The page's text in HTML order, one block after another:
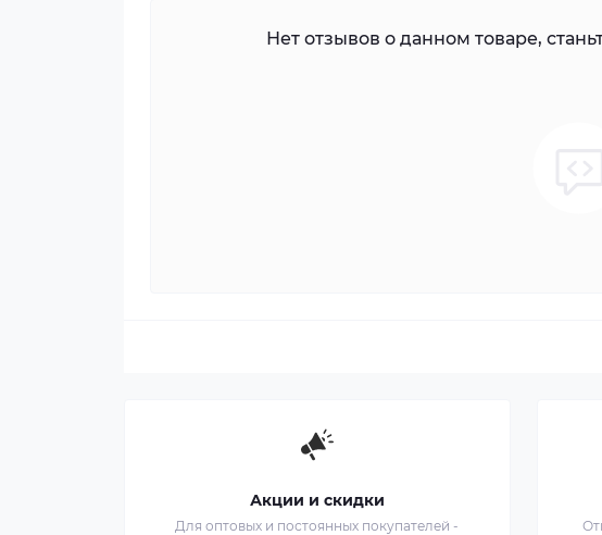
Нет отзывов о данном товаре,
Акции и скидки
Для оптовых и постоянных покупателей -